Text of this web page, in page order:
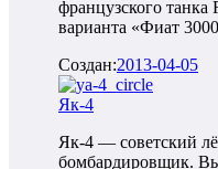
французского танка
варианта «Фиат
Создан:2013-04-05
Як-4
Як-4 — советский
бомбардировщик.